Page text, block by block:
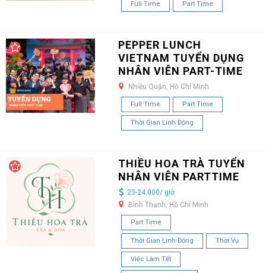
Full Time Part Time
PEPPER LUNCH
VIETNAM TUYỂN DỤNG
NHÂN VIÊN PART-TIME
Nhiều Quận, Hồ Chí Minh
Full Time Part Time
Thời Gian Linh Động
THIỀU HOA TRÀ TUYỂN
NHÂN VIÊN PARTTIME
23-24.000/ giờ
Bình Thạnh, Hồ Chí Minh
Part Time
Thời Gian Linh Động Thời Vụ
Việc Làm Tết